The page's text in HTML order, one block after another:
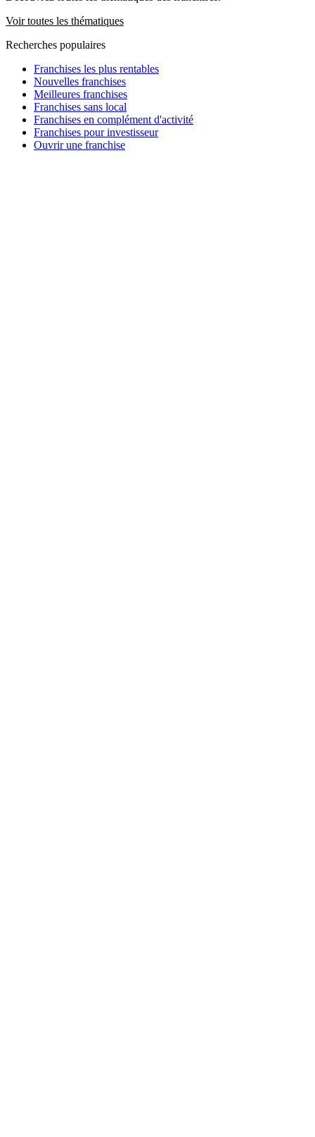
Voir toutes les thématiques
Recherches populaires
Franchises les plus rentables
Nouvelles franchises
Meilleures franchises
Franchises sans local
Franchises en complément d'activité
Franchises pour investisseur
Ouvrir une franchise